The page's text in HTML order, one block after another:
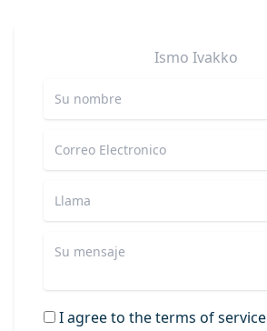
Ismo Ivakko
I agree to the terms of service